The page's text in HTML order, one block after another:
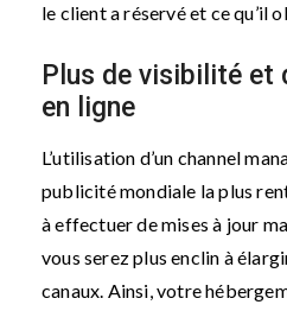
le client a réservé et ce qu’il
Plus de visibilité et
en ligne
L’utilisation d’un channel
publicité mondiale la plus
à effectuer de mises à jour
vous serez plus enclin à
canaux. Ainsi, votre